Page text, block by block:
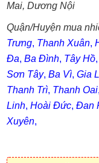
Mai,Dương Nội
Quận/Huyện mua
Trưng, Thanh Xuân,
Đa,Ba Đình, Tây Hồ
Sơn Tây,Ba Vì,Gia
Thanh Trì, Thanh Oai,
Linh,Hoài Đức,Đan
Xuyên,